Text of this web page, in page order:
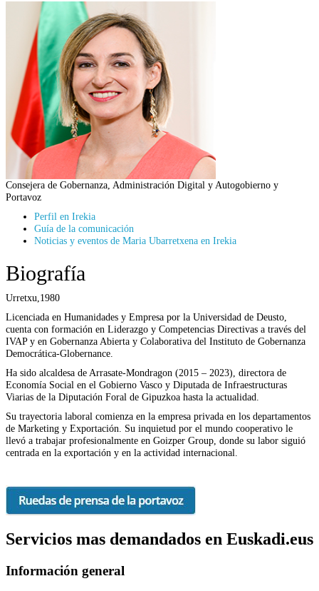
Consejera de Gobernanza, Administración Digital y Autogobierno y
Portavoz
Perfil en Irekia
Guía de la comunicación
Noticias y eventos de Maria Ubarretxena en Irekia
Biografía
Urretxu,1980
Licenciada en Humanidades y Empresa por la Universidad de Deusto,
cuenta con formación en Liderazgo y Competencias Directivas a través del
IVAP y en Gobernanza Abierta y Colaborativa del Instituto de Gobernanza
Democrática-Globernance.
Ha sido alcaldesa de Arrasate-Mondragon (2015 – 2023), directora de
Economía Social en el Gobierno Vasco y Diputada de Infraestructuras
Viarias de la Diputación Foral de Gipuzkoa hasta la actualidad.
Su trayectoria laboral comienza en la empresa privada en los departamentos
de Marketing y Exportación. Su inquietud por el mundo cooperativo le
llevó a trabajar profesionalmente en Goizper Group, donde su labor siguió
centrada en la exportación y en la actividad internacional.
Servicios mas demandados en Euskadi.eus
Información general